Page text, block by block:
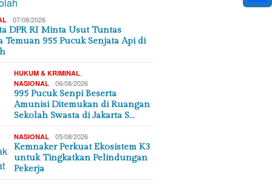
07/08/2026
DPR RI Minta Usut Tuntas
Temuan 955 Pucuk Senjata Api di
HUKUM & KRIMINAL
NASIONAL 06/08/2026
995 Pucuk Senpi Beserta
Amunisi Ditemukan di Ruangan
Sekolah Swasta di Jakarta S…
NASIONAL 05/08/2026
Kemnaker Perkuat Ekosistem K3
untuk Tingkatkan Pelindungan
Pekerja